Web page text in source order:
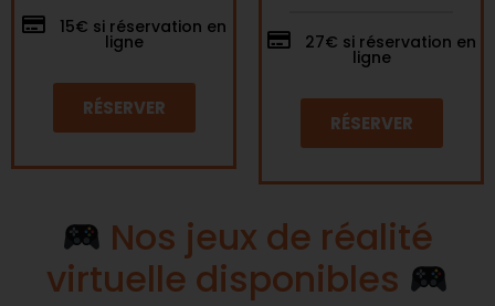
15€ si réservation en
ligne
RÉSERVER
27€ si réservation en
ligne
RÉSERVER
Nos jeux de réalité
virtuelle disponibles